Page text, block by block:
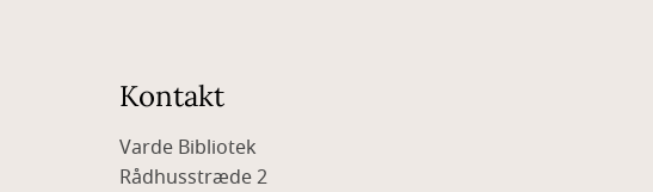
Kontakt
Varde Bibliotek
Rådhusstræde 2